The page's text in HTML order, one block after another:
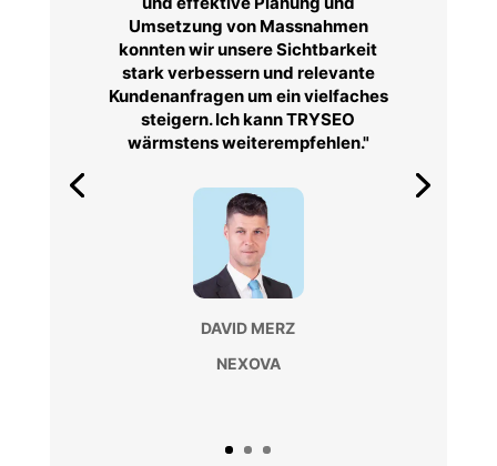
Umsetzung von Massnahmen
konnten wir unsere Sichtbarkeit
stark verbessern und relevante
Kundenanfragen um ein vielfaches
steigern. Ich kann TRYSEO
wärmstens weiterempfehlen."
DAVID MERZ
NEXOVA